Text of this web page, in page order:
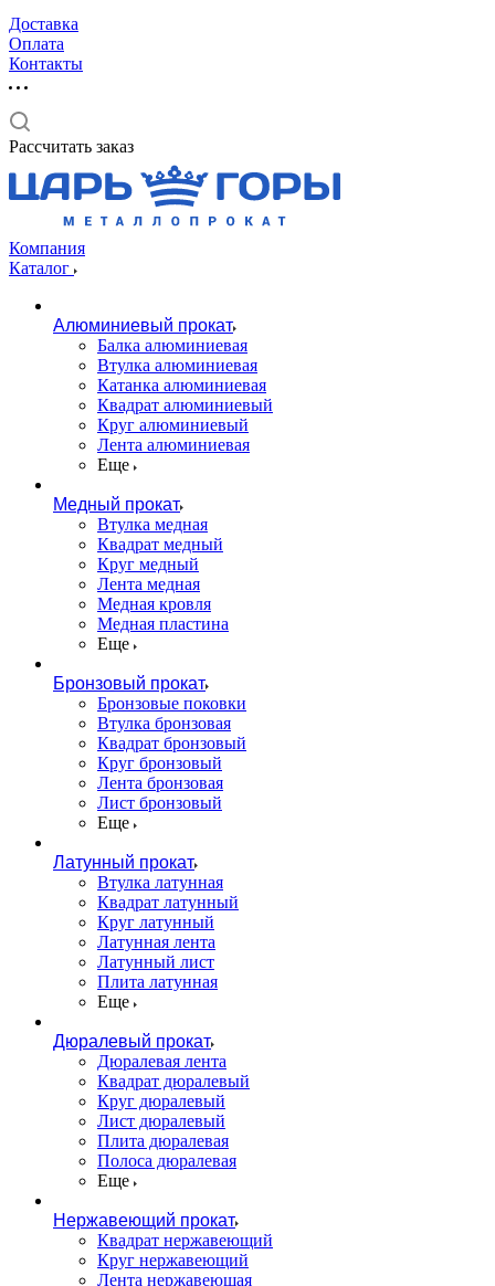
Доставка
Оплата
Контакты
Рассчитать заказ
Компания
Каталог
Алюминиевый прокат
Балка алюминиевая
Втулка алюминиевая
Катанка алюминиевая
Квадрат алюминиевый
Круг алюминиевый
Лента алюминиевая
Еще
Медный прокат
Втулка медная
Квадрат медный
Круг медный
Лента медная
Медная кровля
Медная пластина
Еще
Бронзовый прокат
Бронзовые поковки
Втулка бронзовая
Квадрат бронзовый
Круг бронзовый
Лента бронзовая
Лист бронзовый
Еще
Латунный прокат
Втулка латунная
Квадрат латунный
Круг латунный
Латунная лента
Латунный лист
Плита латунная
Еще
Дюралевый прокат
Дюралевая лента
Квадрат дюралевый
Круг дюралевый
Лист дюралевый
Плита дюралевая
Полоса дюралевая
Еще
Нержавеющий прокат
Квадрат нержавеющий
Круг нержавеющий
Лента нержавеющая